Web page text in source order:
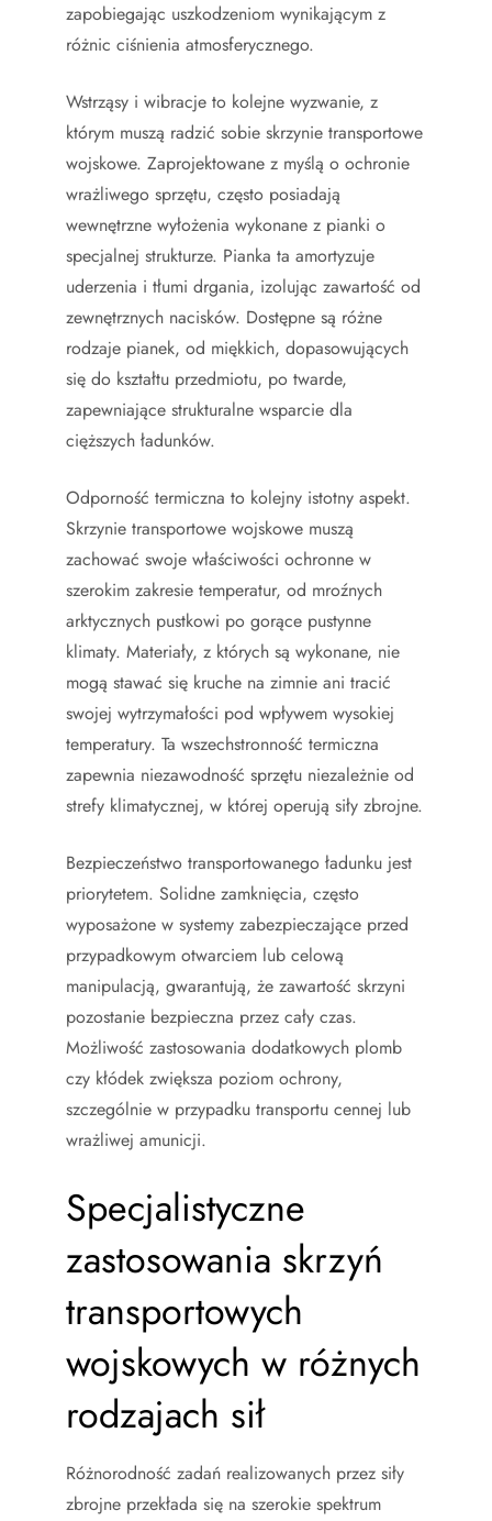
zapobiegając uszkodzeniom wynikającym z
różnic ciśnienia atmosferycznego.
Wstrząsy i wibracje to kolejne wyzwanie, z
którym muszą radzić sobie skrzynie transportowe
wojskowe. Zaprojektowane z myślą o ochronie
wrażliwego sprzętu, często posiadają
wewnętrzne wyłożenia wykonane z pianki o
specjalnej strukturze. Pianka ta amortyzuje
uderzenia i tłumi drgania, izolując zawartość od
zewnętrznych nacisków. Dostępne są różne
rodzaje pianek, od miękkich, dopasowujących
się do kształtu przedmiotu, po twarde,
zapewniające strukturalne wsparcie dla
cięższych ładunków.
Odporność termiczna to kolejny istotny aspekt.
Skrzynie transportowe wojskowe muszą
zachować swoje właściwości ochronne w
szerokim zakresie temperatur, od mroźnych
arktycznych pustkowi po gorące pustynne
klimaty. Materiały, z których są wykonane, nie
mogą stawać się kruche na zimnie ani tracić
swojej wytrzymałości pod wpływem wysokiej
temperatury. Ta wszechstronność termiczna
zapewnia niezawodność sprzętu niezależnie od
strefy klimatycznej, w której operują siły zbrojne.
Bezpieczeństwo transportowanego ładunku jest
priorytetem. Solidne zamknięcia, często
wyposażone w systemy zabezpieczające przed
przypadkowym otwarciem lub celową
manipulacją, gwarantują, że zawartość skrzyni
pozostanie bezpieczna przez cały czas.
Możliwość zastosowania dodatkowych plomb
czy kłódek zwiększa poziom ochrony,
szczególnie w przypadku transportu cennej lub
wrażliwej amunicji.
Specjalistyczne
zastosowania skrzyń
transportowych
wojskowych w różnych
rodzajach sił
Różnorodność zadań realizowanych przez siły
zbrojne przekłada się na szerokie spektrum